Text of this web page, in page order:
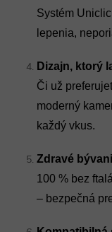
Systém
lepenia,
Dizajn, ktorý
Či už
moderný
každý vkus.
Zdravé
100 % bez
– bezpečná